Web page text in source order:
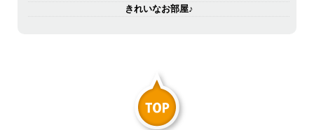
きれいなお部屋♪